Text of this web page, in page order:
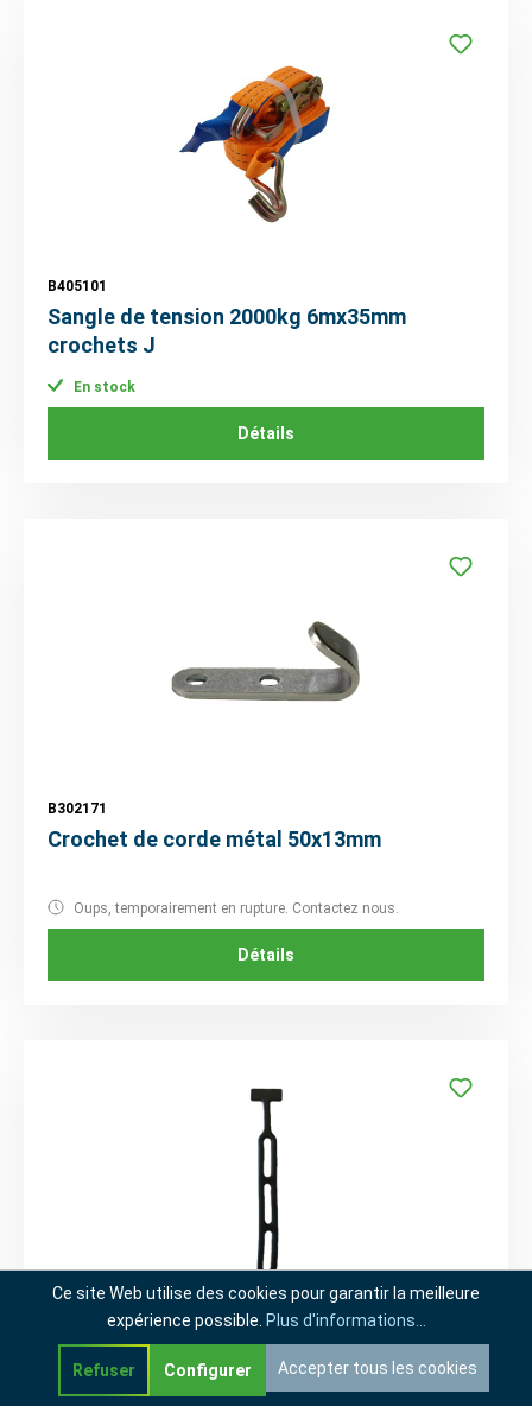
B405101
Sangle de tension 2000kg 6mx35mm
crochets J
En stock
Détails
B302171
Crochet de corde métal 50x13mm
Oups, temporairement en rupture. Contactez nous.
Détails
Bague de serrage 280x30mm noir
Ce site Web utilise des cookies pour garantir la meilleure
expérience possible. Plus d'informations...
Refuser Configurer Accepter tous les cookies